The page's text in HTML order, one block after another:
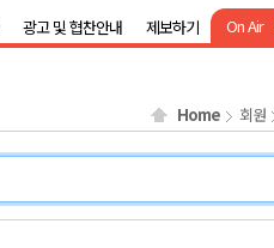
2026년 08월 07
2026년 08월 07
2026년 08월 07
On Air
광고 및 협찬안내 제보하기
Home 회원